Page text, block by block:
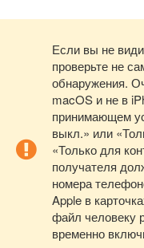
Если вы не
проверьте не
обнаружения.
macOS и не в
принимающем
выкл.» или
«Только для
получателя
номера
Apple в
файл человеку
временно